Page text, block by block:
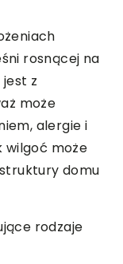
rosnącej na
z
może
alergie i
wilgoć może
domu
rodzaje